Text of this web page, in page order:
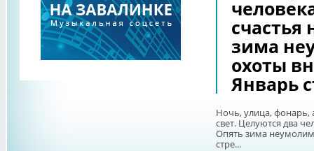
счастья
зима
охоты
Январь
Ночь, улица, фонарь,
свет. Целуются два
Опять зима
стре...